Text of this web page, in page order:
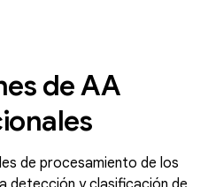
de AA
de procesamiento de los